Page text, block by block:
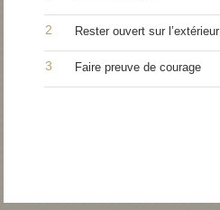
2 Rester ouvert sur l’extérieur
3 Faire preuve de courage